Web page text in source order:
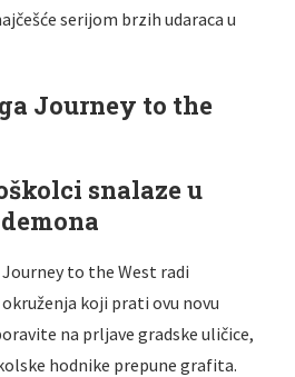
serijom brzih udaraca u
snalaze u
to the West radi
koji prati ovu novu
na prljave gradske uličice,
hodnike prepune grafita.